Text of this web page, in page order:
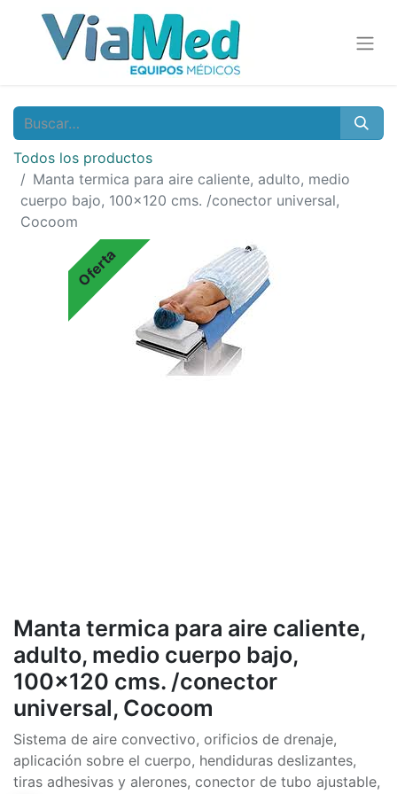
Todos los productos
Manta termica para aire caliente, adulto, medio
cuerpo bajo, 100x120 cms. /conector universal,
Cocoom
Oferta
Manta termica para aire caliente,
adulto, medio cuerpo bajo,
100x120 cms. /conector
universal, Cocoom
Sistema de aire convectivo, orificios de drenaje,
aplicación sobre el cuerpo, hendiduras deslizantes,
tiras adhesivas y alerones, conector de tubo ajustable,